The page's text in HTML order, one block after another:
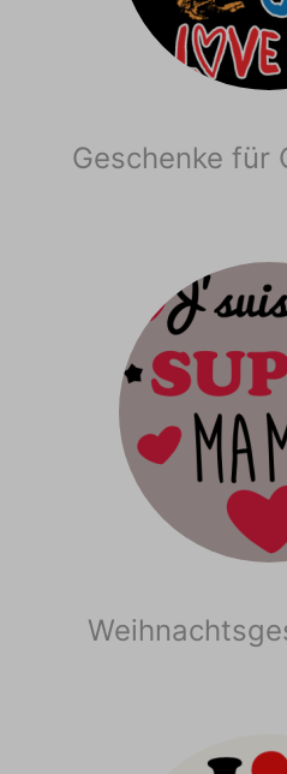
Geschenke für